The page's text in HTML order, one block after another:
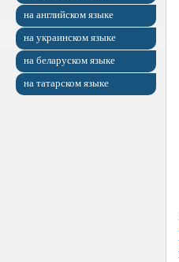
на английском языке
на украинском языке
на беларуском языке
на татарском языке